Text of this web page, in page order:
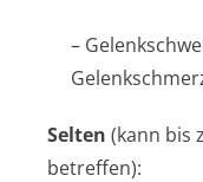
–
Selten (kann bis
betreffen):